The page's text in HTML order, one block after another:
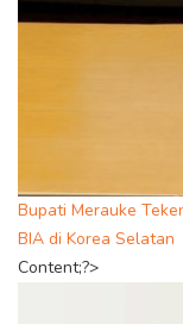
Bupati Merauke
BIA di Korea Selatan
Content;?>